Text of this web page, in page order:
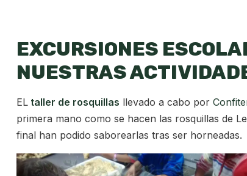
EXCURSIONES
NUESTRAS
EL taller de rosquillas llevado a cabo por
primera mano como se hacen las rosquillas de
final han podido saborearlas tras ser horneadas.